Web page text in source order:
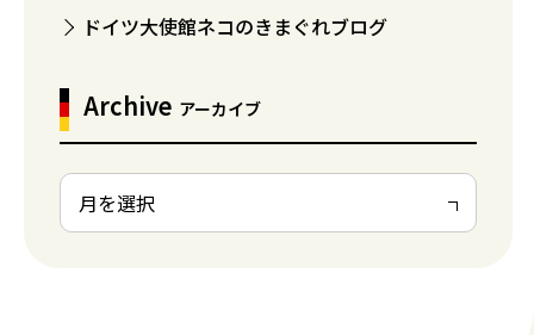
ドイツ大使館ネコのきまぐれブログ
Archive アーカイブ